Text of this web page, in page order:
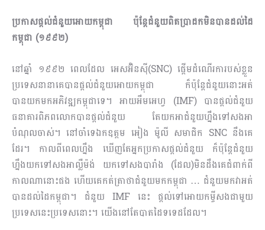
ប្រកាសផ្ដល់ជំនួយអោយកម្ពុជា ប៉ុន្តែជំនួយពិតប្រាដកមិនបានដល់ដៃ
កម្ពុជា (១៩៩២)
នៅឆ្នាំ ១៩៩២ ពេលដែល អេសអ៊ិនស៊ី(SNC) ផ្ដើមដំណើរការបស់ខ្លួន
ប្រទេសនានាគេបានផ្ដល់ជំនួយអោយ​កម្ពុជា ក៏ប៉ុន្តែជំនួយនោះអត់
បានយកមកអភិវឌ្ឍកម្ពុជាទេ។ អាយអឹមអេហ្វ (IMF) បានផ្ដល់ជំ​នួយ
ធនាគារពិ​ភពលោកបានផ្ដល់ជំនួយ តែយកអាជំនួយហ្នឹងទៅសងអា
បំណុលចាស់។ នៅចាំទេឯកឧត្តម អៀង ម៉ូលី សមា​ជិក SNC នឹងគេ
ដែរ។ កាលពីពេលហ្នឹង ឃើញតែអ្នកប្រកាសផ្ដល់ជំនួយ ក៏ប៉ុន្តែជំនួយ
ហ្នឹងយកទៅសងអាល្លឺម៉ង់ យកទៅសងបារាំង (ដែល)មិនដឹងគេជំពាក់ពី
កាលណានោះផង ហើយគេកត់ត្រាថាជំនួយមកកម្ពុជា … ជំនួយមកវាអត់
បានដល់ដៃកម្ពុជា​។ ជំនួយ IMF នេះ ផ្ដល់ទៅអោយកម្ចីសងជាមួយ
ប្រទេសនេះប្រទេសនោះ។ យើងនៅតែបាតដៃទទេដដែល។